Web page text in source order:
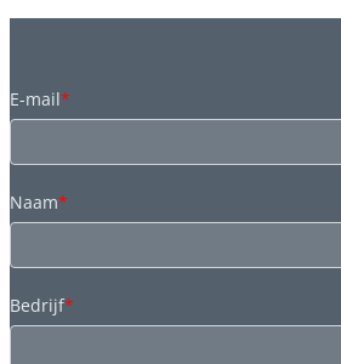
E-mail*
Naam*
Bedrijf*